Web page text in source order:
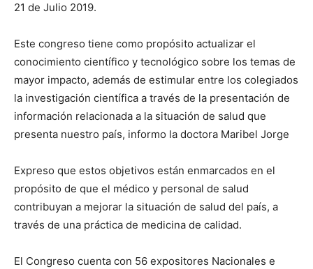
21 de Julio 2019.
Este congreso tiene como propósito actualizar el
conocimiento científico y tecnológico sobre los temas de
mayor impacto, además de estimular entre los colegiados
la investigación científica a través de la presentación de
información relacionada a la situación de salud que
presenta nuestro país, informo la doctora Maribel Jorge
Expreso que estos objetivos están enmarcados en el
propósito de que el médico y personal de salud
contribuyan a mejorar la situación de salud del país, a
través de una práctica de medicina de calidad.
El Congreso cuenta con 56 expositores Nacionales e